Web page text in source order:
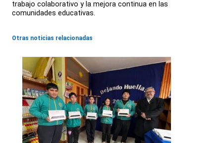
trabajo colaborativo y la mejora continua en las
comunidades educativas.
Otras noticias relacionadas